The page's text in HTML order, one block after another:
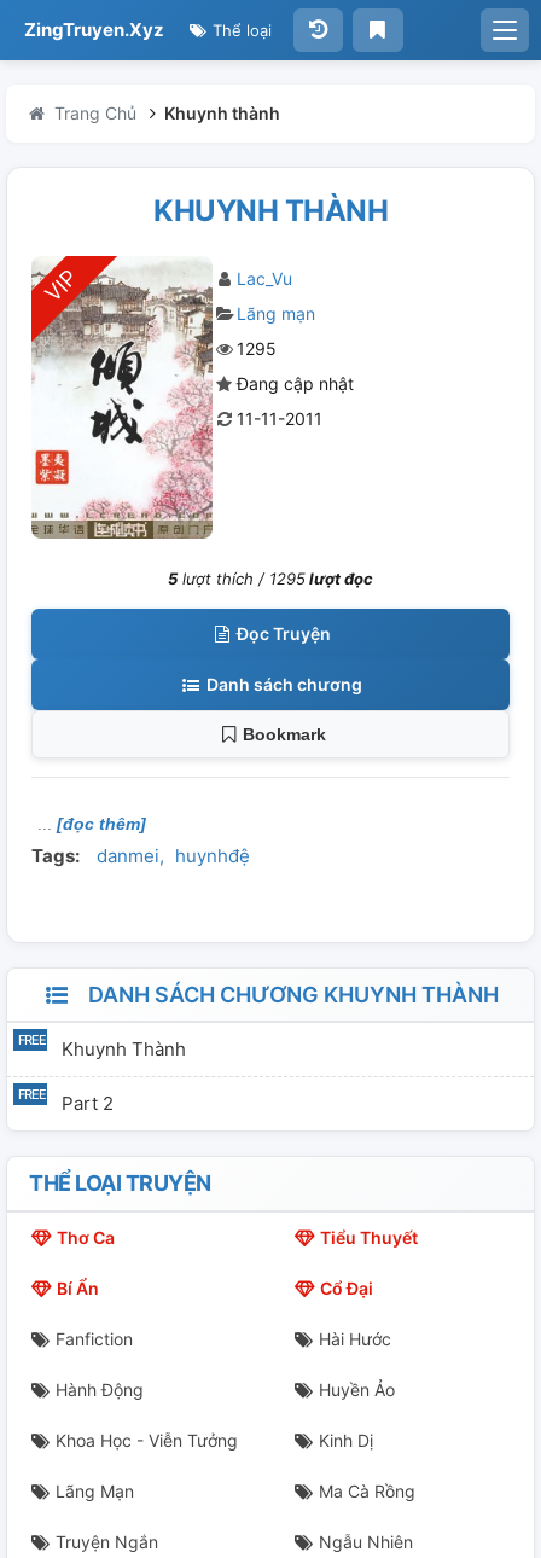
ZingTruyen.Xyz Thể loại
Trang Chủ Khuynh thành
KHUYNH THÀNH
Lac_Vu
Lãng mạn
1295
Đang cập nhật
11-11-2011
5 lượt thích / 1295lượt đọc
Đọc Truyện
Danh sách chương
Bookmark
[đọc thêm]
Tags: danmei huynhđệ
DANH SÁCH CHƯƠNG KHUYNH THÀNH
Khuynh Thành
Part 2
THỂ LOẠI TRUYỆN
Thơ Ca Tiểu Thuyết
Bí Ẩn Cổ Đại
Fanfiction Hài Hước
Hành Động Huyền Ảo
Khoa Học - Viễn Tưởng Kinh Dị
Lãng Mạn Ma Cà Rồng
Truyện Ngắn Ngẫu Nhiên